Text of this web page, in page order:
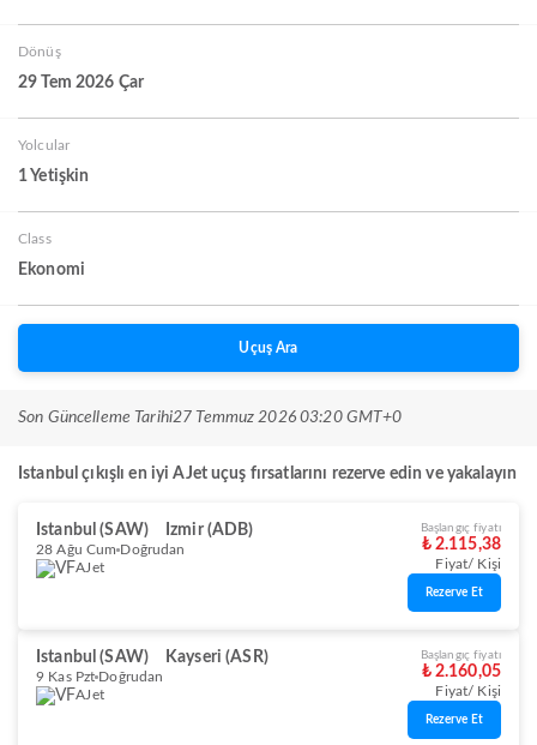
Dönüş
29 Tem 2026 Çar
Yolcular
1 Yetişkin
Class
Ekonomi
Uçuş Ara
Son Güncelleme Tarihi27 Temmuz 2026 03:20 GMT+0
Istanbul çıkışlı en iyi AJet uçuş fırsatlarını rezerve edin ve yakalayın
Istanbul (SAW) Izmir (ADB)
28 Ağu Cum Doğrudan
AJet
Başlangıç fiyatı
₺ 2.115,38
Fiyat/ Kişi
Rezerve Et
Istanbul (SAW) Kayseri (ASR)
9 Kas Pzt Doğrudan
AJet
Başlangıç fiyatı
₺ 2.160,05
Fiyat/ Kişi
Rezerve Et